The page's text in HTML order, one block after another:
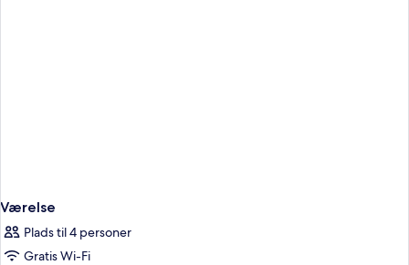
Værelse
Plads til 4 personer
Gratis Wi-Fi